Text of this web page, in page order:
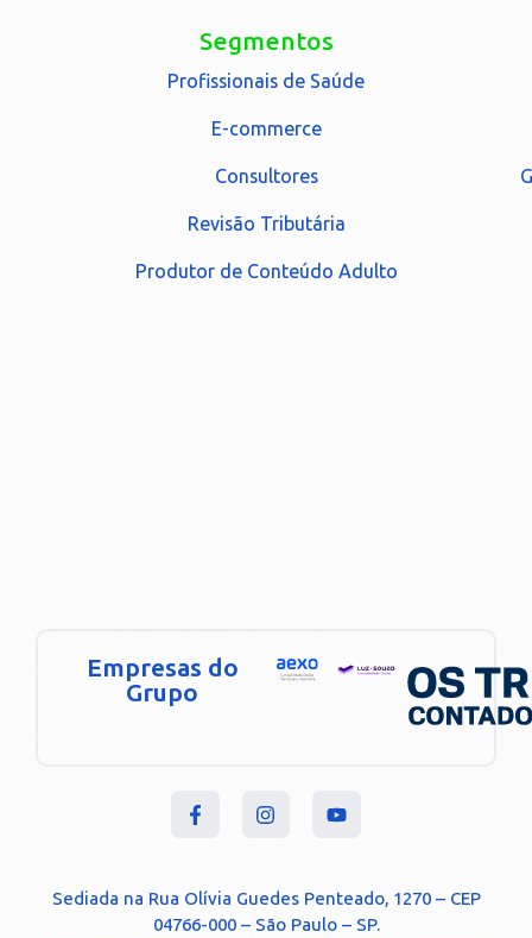
Segmentos
Profissionais de Saúde
E-commerce
Consultores
Revisão Tributária
Produtor de Conteúdo Adulto
Empresas do
Grupo
Sediada na Rua Olívia Guedes Penteado, 1270 – CEP
04766-000 – São Paulo – SP.